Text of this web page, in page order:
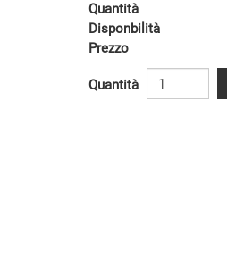
Quantità
Disponbilità
Prezzo
Quantità